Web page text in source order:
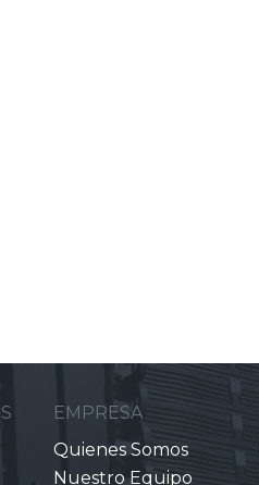
EMPRESA
Quienes Somos
Nuestro Equipo